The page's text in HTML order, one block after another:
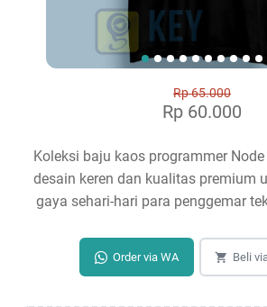
Rp 65.000
Rp 60.000
Koleksi baju kaos programmer
desain keren dan kualitas premium
gaya sehari-hari para penggemar
Order via WA Beli